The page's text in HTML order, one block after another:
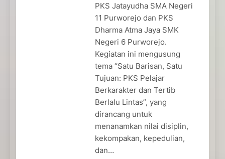
PKS Jatayudha SMA Negeri
11 Purworejo dan PKS
Dharma Atma Jaya SMK
Negeri 6 Purworejo.
Kegiatan ini mengusung
tema “Satu Barisan, Satu
Tujuan: PKS Pelajar
Berkarakter dan Tertib
Berlalu Lintas”, yang
dirancang untuk
menanamkan nilai disiplin,
kekompakan, kepedulian,
dan…